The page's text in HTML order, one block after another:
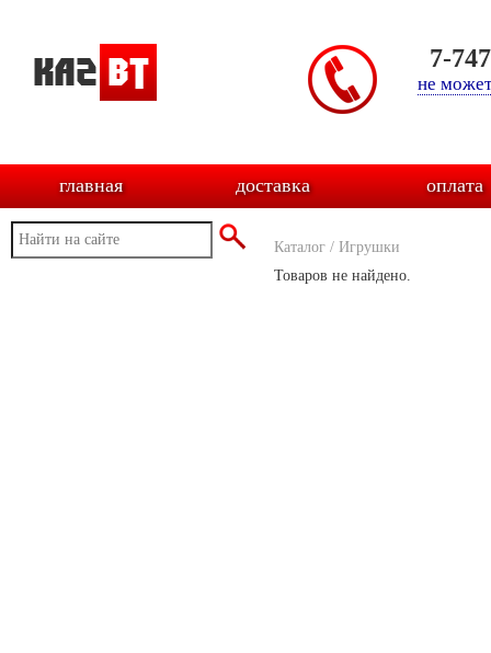
7-
не
главная доставка оплата
Каталог / Игрушки
Товаров не найдено.